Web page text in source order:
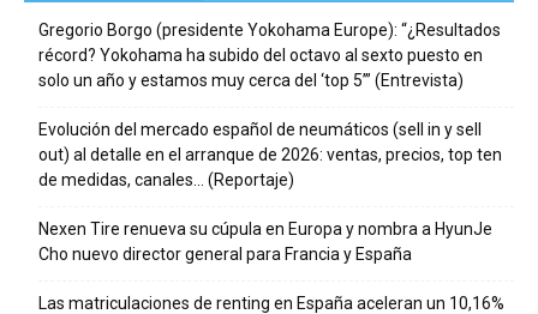
Gregorio Borgo (presidente Yokohama Europe): “¿Resultados
récord? Yokohama ha subido del octavo al sexto puesto en
solo un año y estamos muy cerca del ‘top 5’” (Entrevista)
Evolución del mercado español de neumáticos (sell in y sell
out) al detalle en el arranque de 2026: ventas, precios, top ten
de medidas, canales… (Reportaje)
Nexen Tire renueva su cúpula en Europa y nombra a HyunJe
Cho nuevo director general para Francia y España
Las matriculaciones de renting en España aceleran un 10,16%